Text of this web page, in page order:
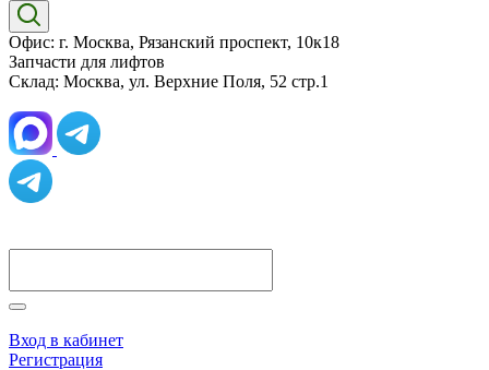
Офис: г. Москва, Рязанский проспект, 10к18
Запчасти для лифтов
Склад: Москва, ул. Верхние Поля, 52 стр.1
Вход в кабинет
Регистрация